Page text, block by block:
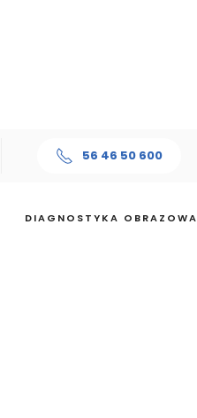
56 46 50 600
DIAGNOSTYKA OBRAZOWA